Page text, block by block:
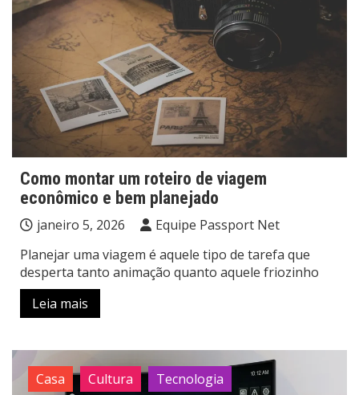
Como montar um roteiro de viagem
econômico e bem planejado
janeiro 5, 2026
Equipe Passport Net
Planejar uma viagem é aquele tipo de tarefa que
desperta tanto animação quanto aquele friozinho
Leia mais
Casa Cultura Tecnologia